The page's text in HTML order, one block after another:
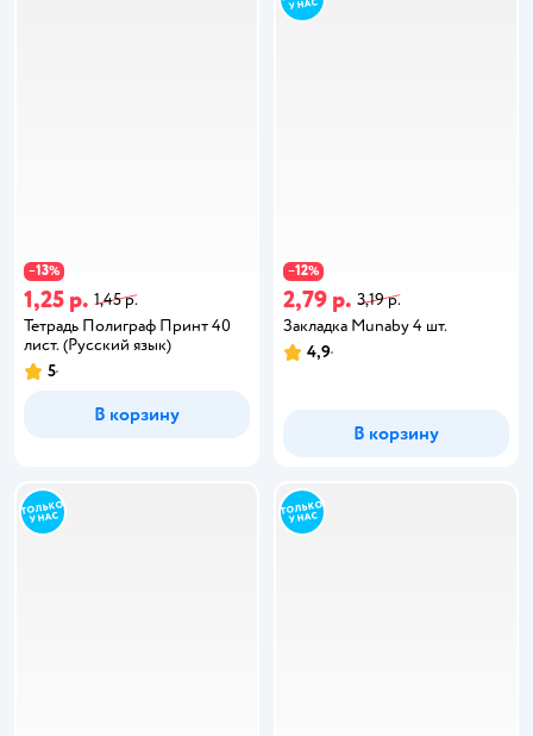
−13%
1,25 р. 1,45 р.
Тетрадь Полиграф Принт 40
лист. (Русский язык)
5
В корзину
−12%
2,79 р. 3,19 р.
Закладка Munaby 4 шт.
4,9
В корзину